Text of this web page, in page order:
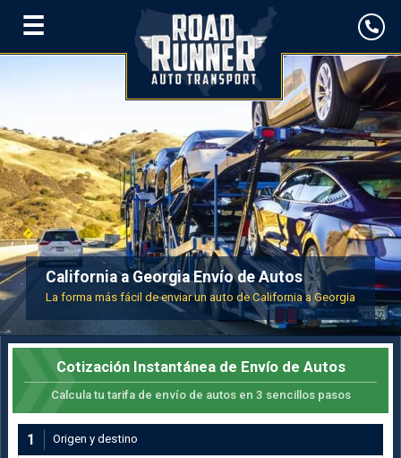
☰
California a Georgia Envío de Autos
La forma más fácil de enviar un auto de California a Georgia
Cotización Instantánea de Envío de Autos
Calcula tu tarifa de envío de autos en 3 sencillos pasos
1 Origen y destino